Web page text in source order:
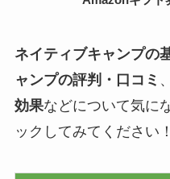
ネイティブキャンプの
ャンプの評判・口コミ 、
効果などについて気に
ックしてみてください！